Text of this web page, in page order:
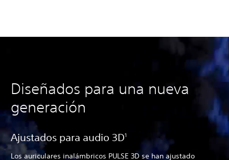
Diseñados para una nueva
generación
Ajustados para audio 3D1
Los auriculares inalámbricos PULSE 3D se han ajustado